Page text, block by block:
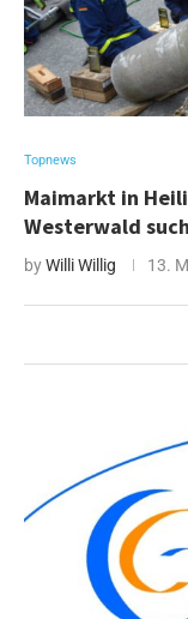
Topnews
Maimarkt in
Westerwald
byWilli Willig 13.